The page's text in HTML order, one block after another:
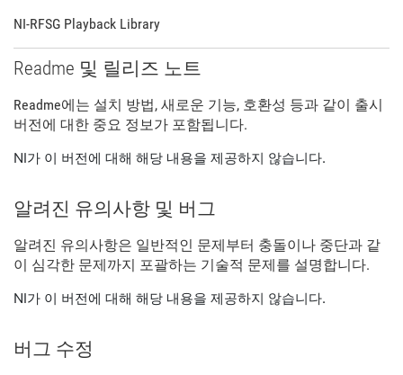
NI-RFSG Playback Library
Readme 및 릴리즈 노트
Readme에는 설치 방법, 새로운 기능, 호환성 등과 같이 출시
버전에 대한 중요 정보가 포함됩니다.
NI가 이 버전에 대해 해당 내용을 제공하지 않습니다.
알려진 유의사항 및 버그
알려진 유의사항은 일반적인 문제부터 충돌이나 중단과 같
이 심각한 문제까지 포괄하는 기술적 문제를 설명합니다.
NI가 이 버전에 대해 해당 내용을 제공하지 않습니다.
버그 수정